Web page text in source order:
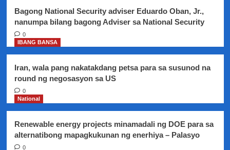
Bagong National Security adviser Eduardo Oban, Jr.,
nanumpa bilang bagong Adviser sa National Security
0
IBANG BANSA
Iran, wala pang nakatakdang petsa para sa susunod na
round ng negosasyon sa US
0
National
Renewable energy projects minamadali ng DOE para sa
alternatibong mapagkukunan ng enerhiya – Palasyo
0